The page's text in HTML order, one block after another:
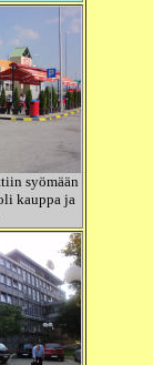
syömään
kauppa ja